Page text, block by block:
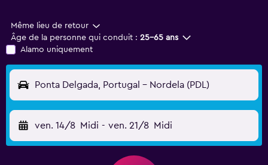
Même lieu de retour
Âge de la personne qui conduit : 25-65 ans
Alamo uniquement
Ponta Delgada, Portugal - Nordela (PDL)
ven. 14/8 Midi - ven. 21/8 Midi